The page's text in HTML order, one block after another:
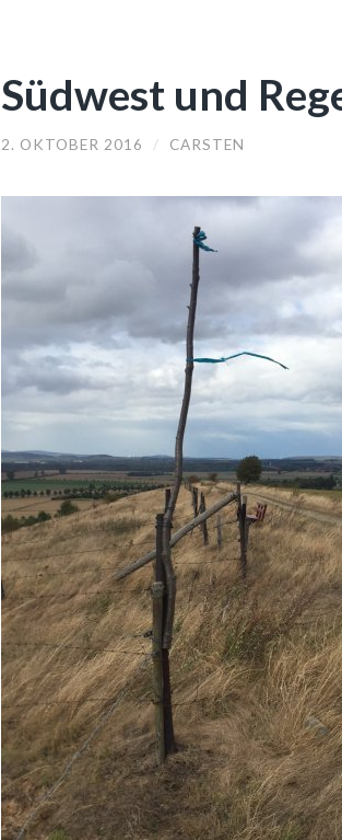
Südwest und
2. OKTOBER 2016 / CARSTEN